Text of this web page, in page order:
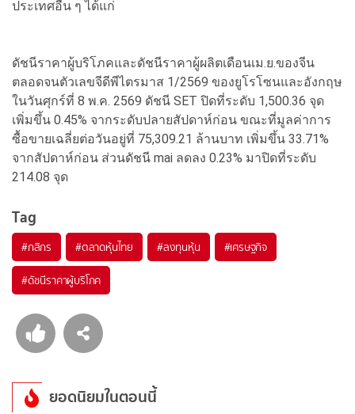
ประเทศอื่น ๆ ได้แก่
ดัชนีราคาผู้บริโภคและดัชนีราคาผู้ผลิตเดือนเม.ย.ของจีน
ตลอดจนตัวเลขจีดีพีไตรมาส 1/2569 ของยูโรโซนและอังกฤษ
ในวันศุกร์ที่ 8 พ.ค. 2569 ดัชนี SET ปิดที่ระดับ 1,500.36 จุด
เพิ่มขึ้น 0.45% จากระดับปลายสัปดาห์ก่อน ขณะที่มูลค่าการ
ซื้อขายเฉลี่ยต่อวันอยู่ที่ 75,309.21 ล้านบาท เพิ่มขึ้น 33.71%
จากสัปดาห์ก่อน ส่วนดัชนี mai ลดลง 0.23% มาปิดที่ระดับ
214.08 จุด
Tag
#กสิกร #ตลาดหุ้นไทย #ลงทุนหุ้น #เศรษฐกิจ
#ดัชนีราคาผู้บริโภค
ยอดนิยมในตอนนี้